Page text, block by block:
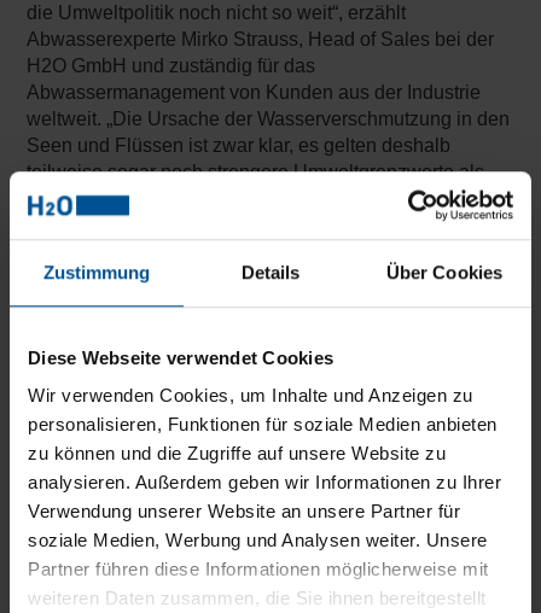
Zustimmung Details Über Cookies
Diese Webseite verwendet Cookies
Wir verwenden Cookies, um Inhalte und Anzeigen zu
personalisieren, Funktionen für soziale Medien anbieten
zu können und die Zugriffe auf unsere Website zu
analysieren. Außerdem geben wir Informationen zu Ihrer
Verwendung unserer Website an unsere Partner für
soziale Medien, Werbung und Analysen weiter. Unsere
Partner führen diese Informationen möglicherweise mit
weiteren Daten zusammen, die Sie ihnen bereitgestellt
die Umweltpolitik noch nicht so weit“, erzählt
Abwasserexperte Mirko Strauss, Head of Sales bei der
H2O GmbH und zuständig für das
Abwassermanagement von Kunden aus der Industrie
weltweit. „Die Ursache der Wasserverschmutzung in den
Seen und Flüssen ist zwar klar, es gelten deshalb
teilweise sogar noch strengere Umweltgrenzwerte als
bei uns in Europa, aber die Umsetzung und
Überwachung der Gesetzgebung wird nicht konsequent
Einleiten von Abwasser in Flüsse und Seen auch heute
noch zum Alltag.
Die Industrie braucht nachhaltige und
Nicht nur strengere Grenzwerte, sondern auch die Suche
nach effizienteren Möglichkeiten und das wachsende
Bewusstsein für Nachhaltigkeit drängt Unternehmen,
sich mit neuen Lösungen im Abwassermanagement
auseinanderzusetzen. Bereits seit einigen Jahren ist ein
positiver Trend zumindest beim Thema Wasserverbrauch
zu verzeichnen. „Und auch das Bewusstsein in